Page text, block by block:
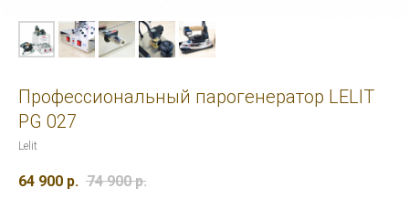
Профессиональный парогенератор LELIT
PG 027
Lelit
64 900 р. 74 900 р.